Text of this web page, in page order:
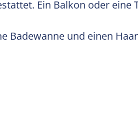
Ein Balkon oder eine
und einen